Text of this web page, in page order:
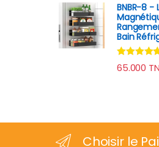
BNBR-8 -
Bain
Note4.79
sur 5
65.000
Choisir le